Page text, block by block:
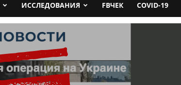
ИССЛЕДОВАНИЯ FBЧЕК COVID-19